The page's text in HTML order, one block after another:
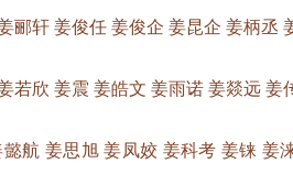
郦轩 姜俊任 姜俊企 姜昆企 姜柄丞
若欣 姜震 姜皓文 姜雨诺 姜燚远 姜
航 姜思旭 姜凤姣 姜科考 姜铼 姜